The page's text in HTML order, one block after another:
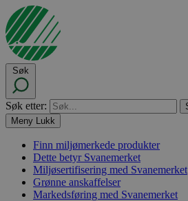
Søk
Søk etter:
Meny Lukk
Finn miljømerkede produkter
Dette betyr Svanemerket
Miljøsertifisering med Svanemerket
Grønne anskaffelser
Markedsføring med Svanemerket